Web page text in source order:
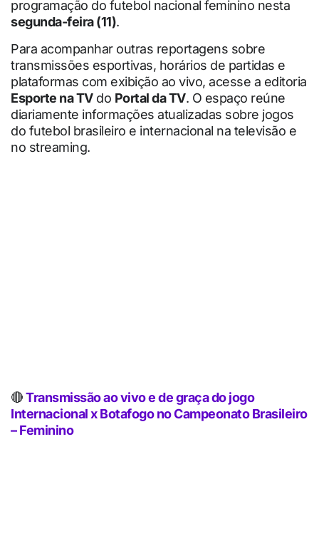
programação do futebol nacional feminino nesta
segunda-feira (11).
Para acompanhar outras reportagens sobre
transmissões esportivas, horários de partidas e
plataformas com exibição ao vivo, acesse a editoria
Esporte na TVdo Portal da TV. O espaço reúne
diariamente informações atualizadas sobre jogos
do futebol brasileiro e internacional na televisão e
no streaming.
🔴Transmissão ao vivo e de graça do jogo
Internacional x Botafogo no Campeonato Brasileiro
– Feminino